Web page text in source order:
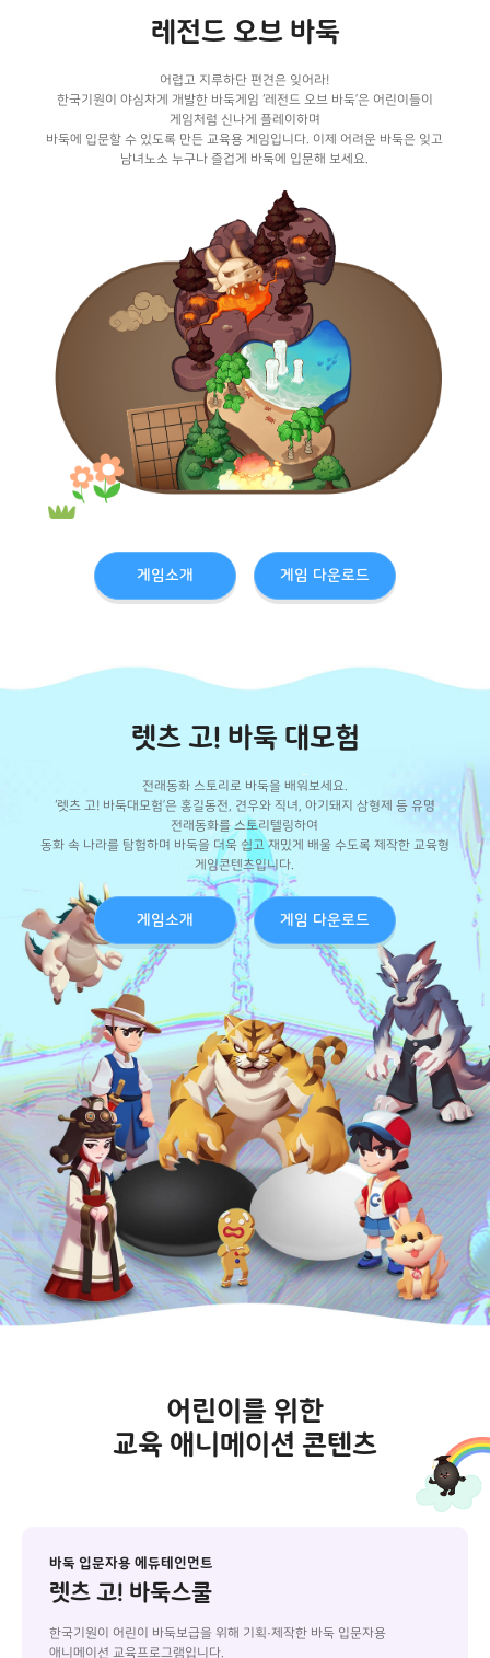
레전드 오브 바둑
어렵고 지루하단 편견은 잊어라!
한국기원이 야심차게 개발한 바둑게임 ‘레전드 오브 바둑’은 어린이들이
게임처럼 신나게 플레이하며
바둑에 입문할 수 있도록 만든 교육용 게임입니다. 이제 어려운 바둑은 잊고
남녀노소 누구나 즐겁게 바둑에 입문해 보세요.
게임소개 게임 다운로드
렛츠 고! 바둑 대모험
전래동화 스토리로 바둑을 배워보세요.
‘렛츠 고! 바둑대모험’은 홍길동전, 견우와 직녀, 아기돼지 삼형제 등 유명
전래동화를 스토리텔링하여
동화 속 나라를 탐험하며 바둑을 더욱 쉽고 재밌게 배울 수도록 제작한 교육형
게임콘텐츠입니다.
게임소개 게임 다운로드
어린이를 위한
교육 애니메이션 콘텐츠
바둑 입문자용 에듀테인먼트
렛츠 고! 바둑스쿨
한국기원이 어린이 바둑보급을 위해 기획·제작한 바둑 입문자용
애니메이션 교육프로그램입니다.